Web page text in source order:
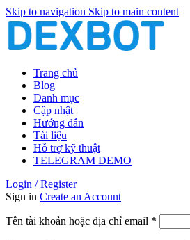
Skip to navigation Skip to main content
Trang chủ
Blog
Danh mục
Cập nhật
Hướng dẫn
Tài liệu
Hỗ trợ kỹ thuật
TELEGRAM DEMO
Login / Register
Sign in Create an Account
Tên tài khoản hoặc địa chỉ email *
buộc